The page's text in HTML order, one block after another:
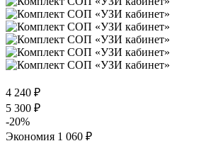
4 240 ₽
5 300 ₽
-20%
Экономия 1 060 ₽